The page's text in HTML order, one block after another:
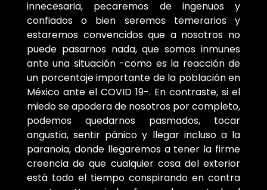
innecesaria, pecaremos de ingenuos y
confiados o bien seremos temerarios y
estaremos convencidos que a nosotros no
puede pasarnos nada, que somos inmunes
ante una situación -como es la reacción de
un porcentaje importante de la población en
México ante el COVID 19-. En contraste, si el
miedo se apodera de nosotros por completo,
podemos quedarnos pasmados, tocar
angustia, sentir pánico y llegar incluso a la
paranoia, donde llegaremos a tener la firme
creencia de que cualquier cosa del exterior
está todo el tiempo conspirando en contra